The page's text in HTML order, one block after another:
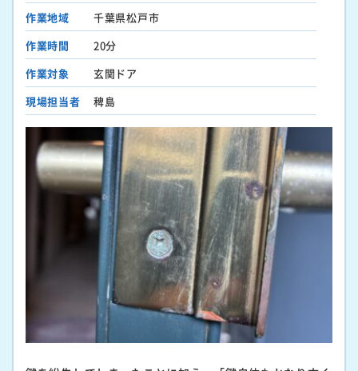
作業地域
千葉県松戸市
作業時間
20分
作業対象
玄関ドア
現場担当者
稗島